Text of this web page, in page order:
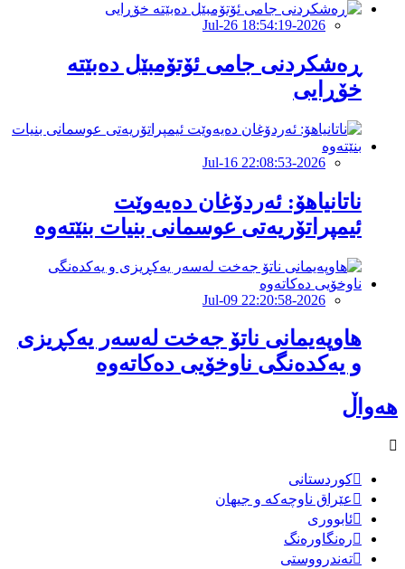
2026-Jul-26 18:54:19
ڕەشکردنی جامی ئۆتۆمبێل دەبێتە
خۆڕایی
2026-Jul-16 22:08:53
ناتانیاهۆ: ئەردۆغان دەیەوێت
ئیمپراتۆریەتی عوسمانی بنیات بنێتەوە
2026-Jul-09 22:20:58
هاوپەیمانى ناتۆ جەخت لەسەر یەکڕیزی
و یەکدەنگى ناوخۆیى دەکاتەوە
هەواڵ
کوردستانی
عێراق ناوچەکە و جیهان
ئابووری
رەنگاورەنگ
تەندرووستی